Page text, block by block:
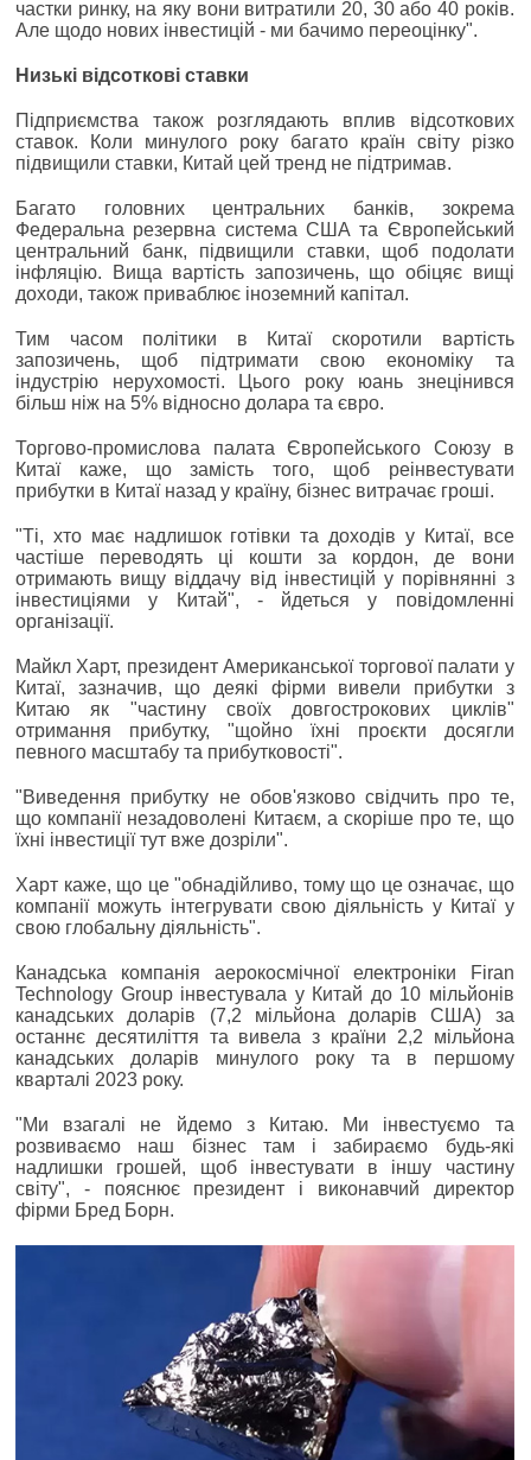
частки ринку, на яку вони витратили 20, 30 або 40 років.
Але щодо нових інвестицій - ми бачимо переоцінку".
Низькі відсоткові ставки
Підприємства також розглядають вплив відсоткових
ставок. Коли минулого року багато країн світу різко
підвищили ставки, Китай цей тренд не підтримав.
Багато головних центральних банків, зокрема
Федеральна резервна система США та Європейський
центральний банк, підвищили ставки, щоб подолати
інфляцію. Вища вартість запозичень, що обіцяє вищі
доходи, також приваблює іноземний капітал.
Тим часом політики в Китаї скоротили вартість
запозичень, щоб підтримати свою економіку та
індустрію нерухомості. Цього року юань знецінився
більш ніж на 5% відносно долара та євро.
Торгово-промислова палата Європейського Союзу в
Китаї каже, що замість того, щоб реінвестувати
прибутки в Китаї назад у країну, бізнес витрачає гроші.
"Ті, хто має надлишок готівки та доходів у Китаї, все
частіше переводять ці кошти за кордон, де вони
отримають вищу віддачу від інвестицій у порівнянні з
інвестиціями у Китай", - йдеться у повідомленні
організації.
Майкл Харт, президент Американської торгової палати у
Китаї, зазначив, що деякі фірми вивели прибутки з
Китаю як "частину своїх довгострокових циклів"
отримання прибутку, "щойно їхні проєкти досягли
певного масштабу та прибутковості".
"Виведення прибутку не обов'язково свідчить про те,
що компанії незадоволені Китаєм, а скоріше про те, що
їхні інвестиції тут вже дозріли".
Харт каже, що це "обнадійливо, тому що це означає, що
компанії можуть інтегрувати свою діяльність у Китаї у
свою глобальну діяльність".
Канадська компанія аерокосмічної електроніки Firan
Technology Group інвестувала у Китай до 10 мільйонів
канадських доларів (7,2 мільйона доларів США) за
останнє десятиліття та вивела з країни 2,2 мільйона
канадських доларів минулого року та в першому
кварталі 2023 року.
"Ми взагалі не йдемо з Китаю. Ми інвестуємо та
розвиваємо наш бізнес там і забираємо будь-які
надлишки грошей, щоб інвестувати в іншу частину
світу", - пояснює президент і виконавчий директор
фірми Бред Борн.